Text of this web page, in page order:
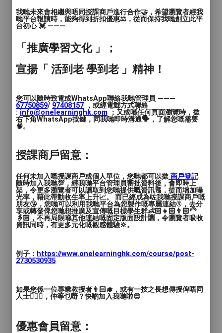
我哋未來會相繼與唔同授課商戶進行合作🤝，希望瀏覽者經我
哋平台報讀時，能夠得到折扣優惠⚖️，從而保持我哋創立此平
台初心 💓 ———
「推廣學習文化 」；
宣揚「 活到老 學到老 」精神！
您可以隨時致電或WhatsApp聯絡我哋管理員 ———
67750859/ 97408157 ，或經電郵方式聯絡
: info@onelearninghk.com ；又或喺任何頁面瀏覽時，撳
右下角WhatsApp按鍵，同我哋即時溝通🗣️，了解您嘅需要
🧠。
授課商戶留意：
任何未加入嘅授課商戶或個人單位，您哋都可以撳 商戶登記
隨時加入我哋💯，經我哋平台管理員審批資料後，會即時上
架，令更多瀏覽者可以讀取到您哋提供嘅資訊🔠，從而增加曝
光率，藉此帶動收生率上升📈。 而已經成為咗我哋授課商戶嘅
朋友😘，您哋可以利用我哋平台為您製作嘅專屬連結®️，去分
享或轉發俾您哋想推廣及宣傳嘅目標學生群👶🏻👧🏻👨🏻‍🦳
👵🏻，不再局限喺其他連結嘅固定版面設計🈵，令瀏覽者吸收
資訊同時，有更多元化嘅觀感體驗🔆。
例子： https://www.onelearninghk.com/course/post-
2730530935
如果您係一位專業教授者👨🏻‍🎓，或有一技之長想傳授俾唔同
人士🙋🏻‍♂️，仲等乜嘢？快啲加入我哋啦😊
優惠會員留意：